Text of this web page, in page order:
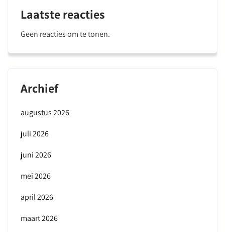
Laatste reacties
Geen reacties om te tonen.
Archief
augustus 2026
juli 2026
juni 2026
mei 2026
april 2026
maart 2026